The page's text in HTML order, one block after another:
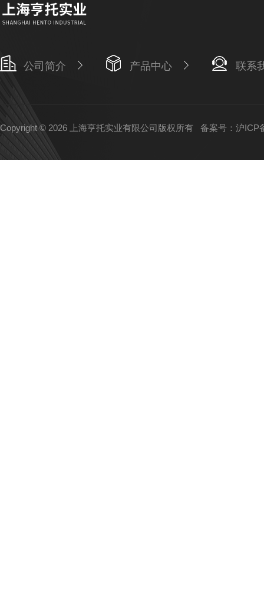
公司简介 产品中心 联系
Copyright © 2026 上海亨托实业有限公司版权所有 备案号：沪ICP